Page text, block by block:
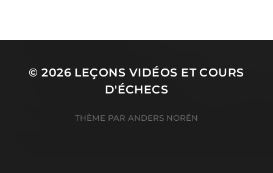
© 2026 LEÇONS VIDÉOS ET COURS
D'ÉCHECS
THÈME PAR ANDERS NORÉN